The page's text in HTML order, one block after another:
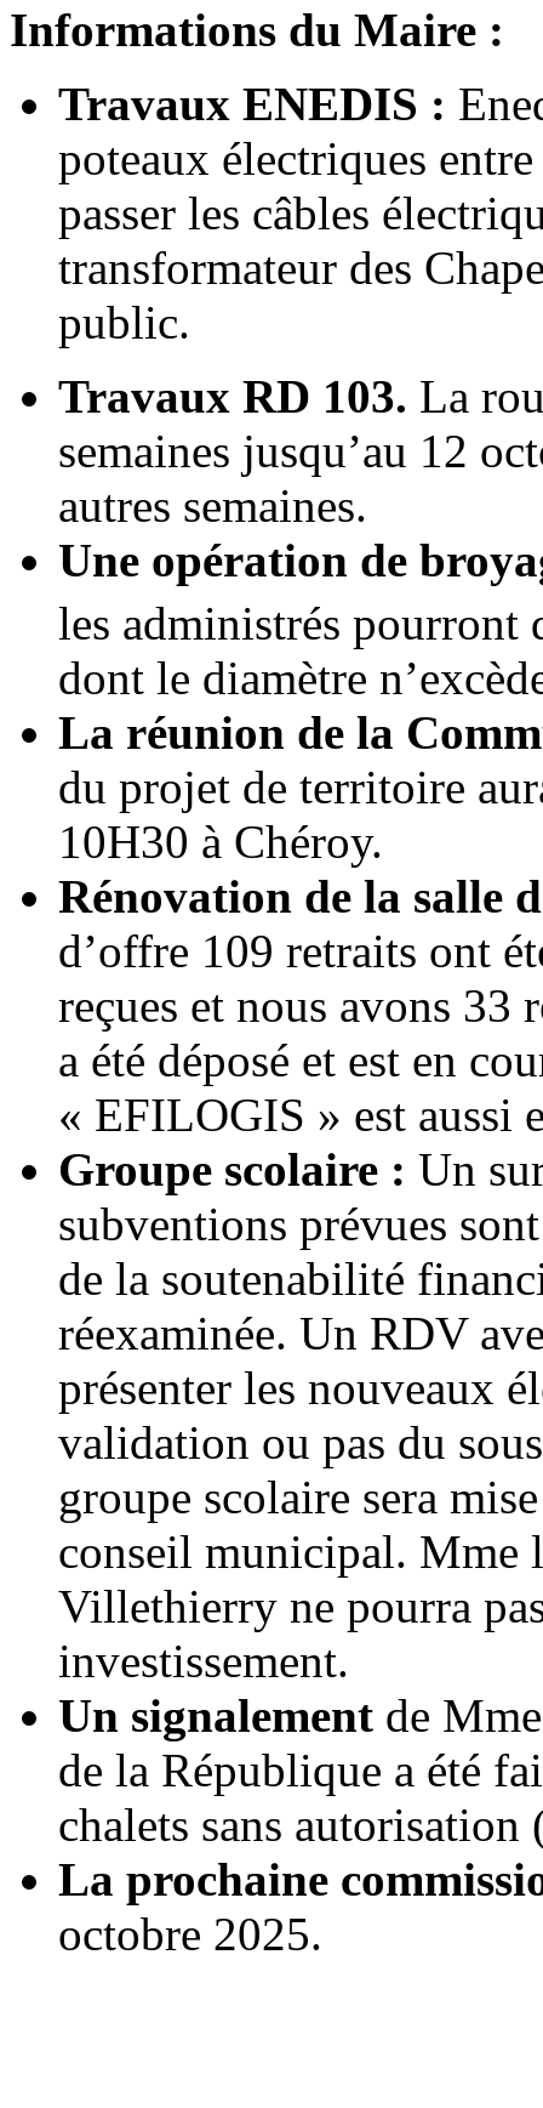
Informations du Maire :
Travaux ENEDIS :
poteaux électriques
passer les câbles
transformateur des
public.
Travaux RD 103. La
semaines jusqu’au 12
autres semaines.
Une opération de
les administrés pourront
dont le diamètre
La réunion de la
du projet de territoire
10H30 à Chéroy.
Rénovation de la salle
d’offre 109 retraits ont
reçues et nous avons 33
a été déposé et est en
« EFILOGIS » est aussi
Groupe scolaire : Un
subventions prévues
de la soutenabilité
réexaminée. Un RDV
présenter les nouveaux
validation ou pas du
groupe scolaire sera
conseil municipal. Mme
Villethierry ne pourra
investissement.
Un signalement de
de la République a été
chalets sans autorisation
La prochaine
octobre 2025.